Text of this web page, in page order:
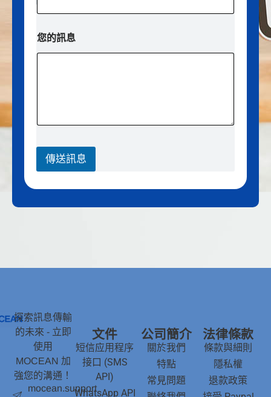
您的訊息
傳送訊息
探索訊息傳輸
的未來 - 立即
使用
MOCEAN 加
強您的溝通！
mocean.support
文件
短信应用程序
接口 (SMS
API)
WhatsApp API
公司簡介
關於我們
特點
常見問題
法律條款
條款與細則
隱私權
退款政策